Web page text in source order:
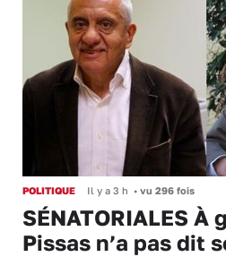
POLITIQUE Il y a 3 h • vu 296 fois
SÉNATORIALES
Pissas n’a pas dit